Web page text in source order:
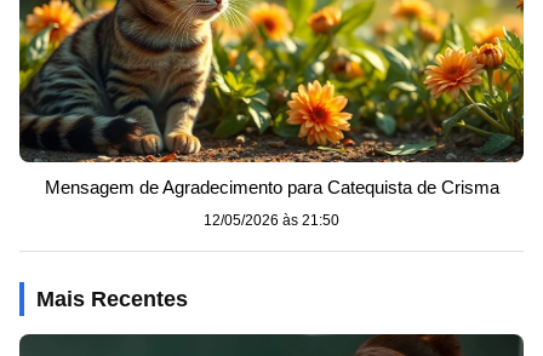
Mensagem de Agradecimento para Catequista de Crisma
12/05/2026 às 21:50
Mais Recentes